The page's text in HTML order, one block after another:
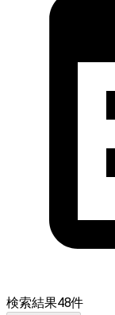
検索結果48件